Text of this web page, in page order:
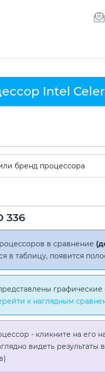
Intel
336
в сравнение
таблицу, появится
к наглядным
- кликните на его
видеть